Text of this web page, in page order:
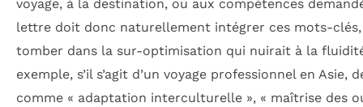
voyage, à la destination, ou aux compétences
lettre doit donc naturellement intégrer ces mots-clés,
tomber dans la sur-optimisation qui nuirait à la
exemple, s’il s’agit d’un voyage professionnel en Asie,
comme « adaptation interculturelle », « maîtrise des